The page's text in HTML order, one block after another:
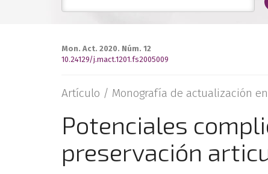
Mon. Act. 2020. Núm. 12
10.24129/j.mact.1201.fs2005009
Artículo / Monografía de actualización
Potenciales
preservación